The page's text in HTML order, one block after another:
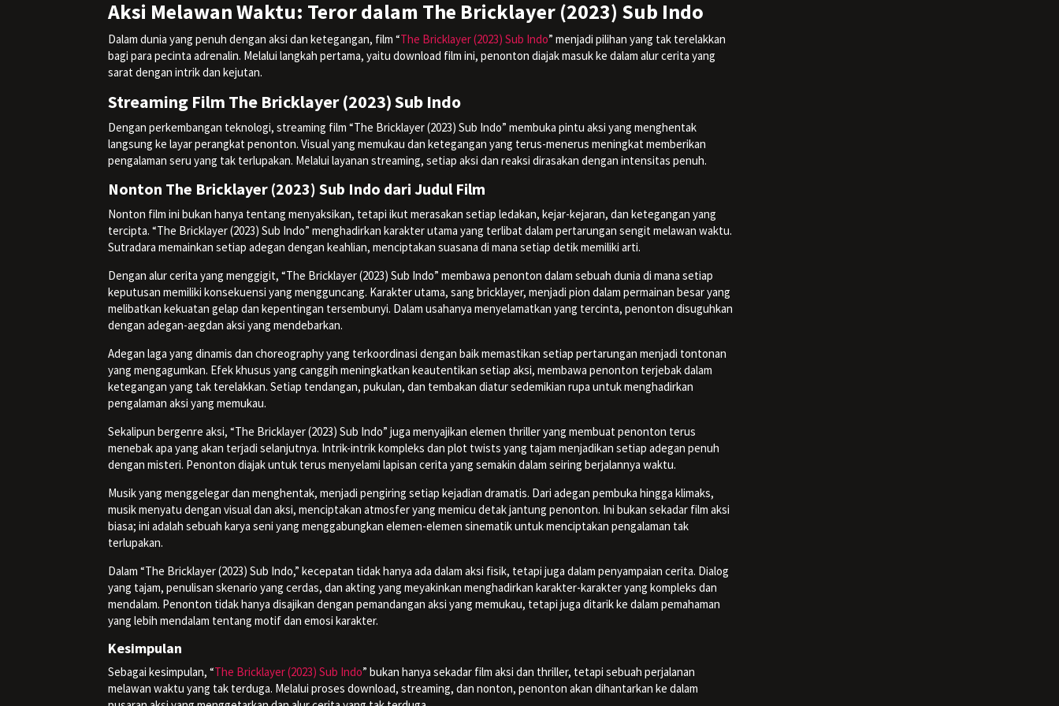
Aksi Melawan Waktu: Teror dalam The Bricklayer (2023) Sub Indo
Dalam dunia yang penuh dengan aksi dan ketegangan, film “The Bricklayer (2023) Sub Indo” menjadi pilihan yang tak terelakkan
bagi para pecinta adrenalin. Melalui langkah pertama, yaitu download film ini, penonton diajak masuk ke dalam alur cerita yang
sarat dengan intrik dan kejutan.
Streaming Film The Bricklayer (2023) Sub Indo
Dengan perkembangan teknologi, streaming film “The Bricklayer (2023) Sub Indo” membuka pintu aksi yang menghentak
langsung ke layar perangkat penonton. Visual yang memukau dan ketegangan yang terus-menerus meningkat memberikan
pengalaman seru yang tak terlupakan. Melalui layanan streaming, setiap aksi dan reaksi dirasakan dengan intensitas penuh.
Nonton The Bricklayer (2023) Sub Indo dari Judul Film
Nonton film ini bukan hanya tentang menyaksikan, tetapi ikut merasakan setiap ledakan, kejar-kejaran, dan ketegangan yang
tercipta. “The Bricklayer (2023) Sub Indo” menghadirkan karakter utama yang terlibat dalam pertarungan sengit melawan waktu.
Sutradara memainkan setiap adegan dengan keahlian, menciptakan suasana di mana setiap detik memiliki arti.
Dengan alur cerita yang menggigit, “The Bricklayer (2023) Sub Indo” membawa penonton dalam sebuah dunia di mana setiap
keputusan memiliki konsekuensi yang mengguncang. Karakter utama, sang bricklayer, menjadi pion dalam permainan besar yang
melibatkan kekuatan gelap dan kepentingan tersembunyi. Dalam usahanya menyelamatkan yang tercinta, penonton disuguhkan
dengan adegan-aegdan aksi yang mendebarkan.
Adegan laga yang dinamis dan choreography yang terkoordinasi dengan baik memastikan setiap pertarungan menjadi tontonan
yang mengagumkan. Efek khusus yang canggih meningkatkan keautentikan setiap aksi, membawa penonton terjebak dalam
ketegangan yang tak terelakkan. Setiap tendangan, pukulan, dan tembakan diatur sedemikian rupa untuk menghadirkan
pengalaman aksi yang memukau.
Sekalipun bergenre aksi, “The Bricklayer (2023) Sub Indo” juga menyajikan elemen thriller yang membuat penonton terus
menebak apa yang akan terjadi selanjutnya. Intrik-intrik kompleks dan plot twists yang tajam menjadikan setiap adegan penuh
dengan misteri. Penonton diajak untuk terus menyelami lapisan cerita yang semakin dalam seiring berjalannya waktu.
Musik yang menggelegar dan menghentak, menjadi pengiring setiap kejadian dramatis. Dari adegan pembuka hingga klimaks,
musik menyatu dengan visual dan aksi, menciptakan atmosfer yang memicu detak jantung penonton. Ini bukan sekadar film aksi
biasa; ini adalah sebuah karya seni yang menggabungkan elemen-elemen sinematik untuk menciptakan pengalaman tak
terlupakan.
Dalam “The Bricklayer (2023) Sub Indo,” kecepatan tidak hanya ada dalam aksi fisik, tetapi juga dalam penyampaian cerita. Dialog
yang tajam, penulisan skenario yang cerdas, dan akting yang meyakinkan menghadirkan karakter-karakter yang kompleks dan
mendalam. Penonton tidak hanya disajikan dengan pemandangan aksi yang memukau, tetapi juga ditarik ke dalam pemahaman
yang lebih mendalam tentang motif dan emosi karakter.
Kesimpulan
Sebagai kesimpulan, “The Bricklayer (2023) Sub Indo” bukan hanya sekadar film aksi dan thriller, tetapi sebuah perjalanan
melawan waktu yang tak terduga. Melalui proses download, streaming, dan nonton, penonton akan dihantarkan ke dalam